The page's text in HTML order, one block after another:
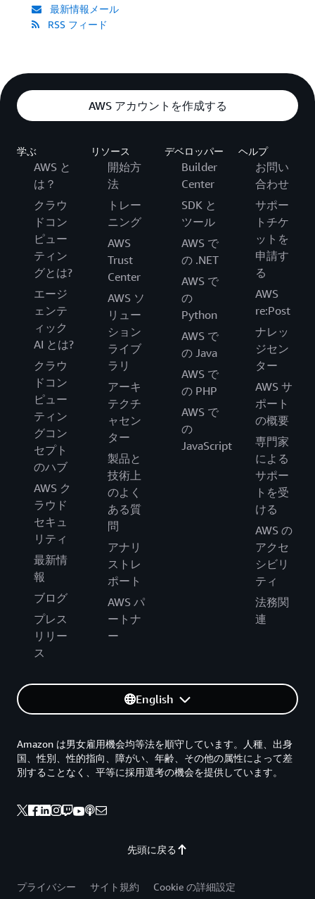
最新情報メール
RSS フィード
AWS アカウントを作成する
学ぶ
AWS と
は？
クラウ
ドコン
ピュー
ティン
グとは?
エージ
ェンテ
ィック
AI とは?
クラウ
ドコン
ピュー
ティン
グコン
セプト
のハブ
AWS ク
ラウド
セキュ
リティ
最新情
報
ブログ
プレス
リリー
ス
リソース
開始方
法
トレー
ニング
AWS
Trust
Center
AWS ソ
リュー
ション
ライブ
ラリ
アーキ
テクチ
ャセン
ター
製品と
技術上
のよく
ある質
問
アナリ
ストレ
ポート
AWS パ
ートナ
ー
デベロッパー
Builder
Center
SDK と
ツール
AWS で
の .NET
AWS で
の
Python
AWS で
の Java
AWS で
の PHP
AWS で
の
JavaScript
ヘルプ
お問い
合わせ
サポー
トチケ
ットを
申請す
る
AWS
re:Post
ナレッ
ジセン
ター
AWS サ
ポート
の概要
専門家
による
サポー
トを受
ける
AWS の
アクセ
シビリ
ティ
法務関
連
English
先頭に戻る
Amazon は男女雇用機会均等法を順守しています。人種、出身
国、性別、性的指向、障がい、年齢、その他の属性によって差
別することなく、平等に採用選考の機会を提供しています。
プライバシー サイト規約
Cookie の詳細設定